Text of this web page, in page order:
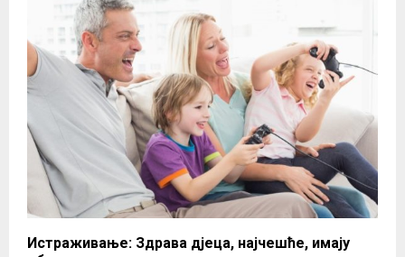
Истраживање: Здрава дјеца, најчешће, имају